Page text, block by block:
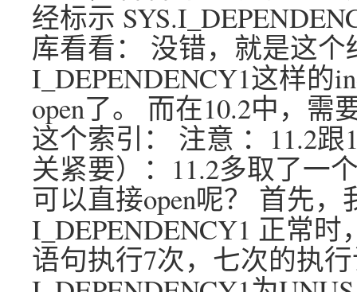
经标示
库看看： 没错，就是这
I_DEPENDENCY1这样的
open了。 而在10.2中，需
这个索引： 注意 ：11.2
关紧要）：11.2多取了一
可以直接open呢？ 首先
I_DEPENDENCY1 正常
语句执行7次，七次的执